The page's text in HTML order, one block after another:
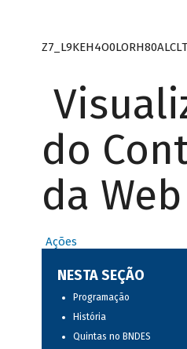
do
da Web
Ações
NESTA SEÇÃO
Programação
História
Quintas no BNDES